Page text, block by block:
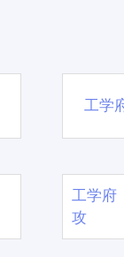
工学
工学府
攻